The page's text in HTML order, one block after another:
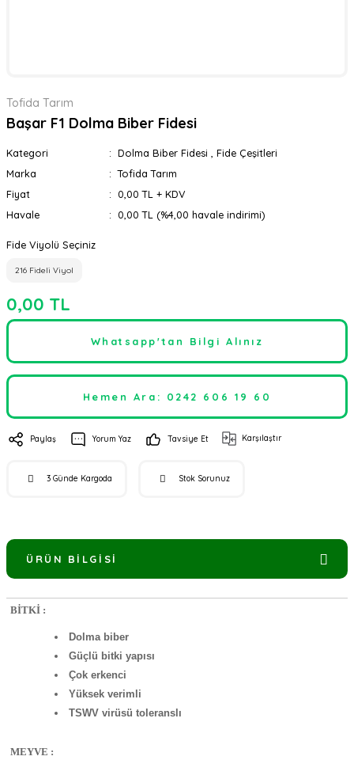
Tofida Tarım
Başar F1 Dolma Biber Fidesi
Kategori Dolma Biber Fidesi
Fide Çeşitleri
Marka
Tofida Tarım
Fiyat
0,00 TL + KDV
Havale
0,00 TL (%4,00 havale indirimi)
Fide Viyolü Seçiniz
216 Fideli Viyol
0,00 TL
Whatsapp'tan Bilgi Alınız
Hemen Ara: 0242 606 19 60
Paylaş Yorum Yaz Tavsiye Et Karşılaştır
3 Günde Kargoda Stok Sorunuz
ÜRÜN BILGISI
BİTKİ :
Dolma biber
Güçlü bitki yapısı
Çok erkenci
Yüksek verimli
TSWV virüsü toleranslı
MEYVE :